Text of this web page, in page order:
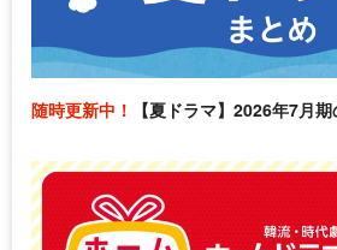
随時更新中！ 【夏ドラマ】2026年7月